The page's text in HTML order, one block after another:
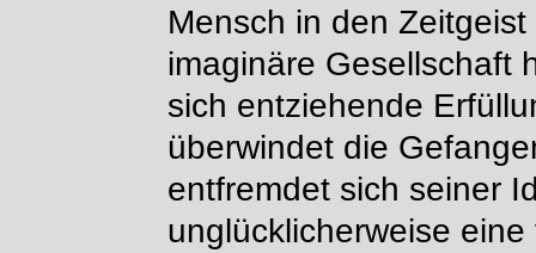
Mensch in den
imaginäre Gesellschaft
sich entziehende
überwindet die
entfremdet sich seiner
unglücklicherweise